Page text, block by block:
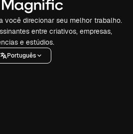
você direcionar seu melhor trabalho.
entre criativos, empresas,
e estúdios.
Português